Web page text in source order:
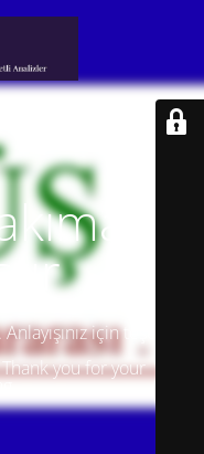
için teşekkür
you for your